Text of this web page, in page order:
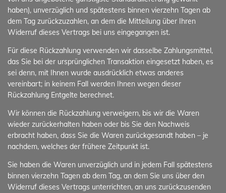
haben), unverzüglich und spätestens binnen vierzehn Tagen ab
dem Tag zurückzuzahlen, an dem die Mitteilung über Ihren
Widerruf dieses Vertrags bei uns eingegangen ist.
Für diese Rückzahlung verwenden wir dasselbe Zahlungsmittel,
das Sie bei der ursprünglichen Transaktion eingesetzt haben, es
sei denn, mit Ihnen wurde ausdrücklich etwas anderes
vereinbart; in keinem Fall werden Ihnen wegen dieser
Rückzahlung Entgelte berechnet.
Wir können die Rückzahlung verweigern, bis wir die Waren
wieder zurückerhalten haben oder bis Sie den Nachweis
erbracht haben, dass Sie die Waren zurückgesandt haben – je
nachdem, welches der frühere Zeitpunkt ist.
Sie haben die Waren unverzüglich und in jedem Fall spätestens
binnen vierzehn Tagen ab dem Tag, an dem Sie uns über den
Widerruf dieses Vertrags unterrichten, an uns zurückzusenden